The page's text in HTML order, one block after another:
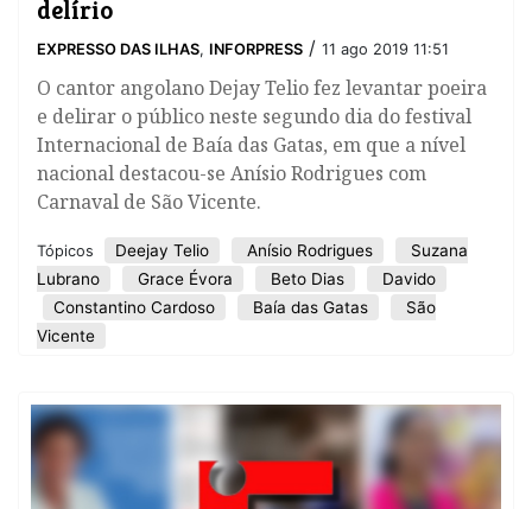
delírio
EXPRESSO DAS ILHAS, INFORPRESS / 11 ago 2019 11:51
O cantor angolano Dejay Telio fez levantar poeira
e delirar o público neste segundo dia do festival
Internacional de Baía das Gatas, em que a nível
nacional destacou-se Anísio Rodrigues com
Carnaval de São Vicente.
Tópicos Deejay Telio Anísio Rodrigues
Suzana
Lubrano
Grace Évora Beto Dias
Davido
Constantino Cardoso
Baía das Gatas
São
Vicente